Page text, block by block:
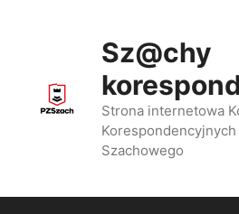
Sz@chy
Strona internetowa
Szachowego